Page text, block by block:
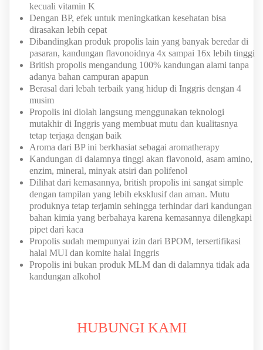
kecuali vitamin K
Dengan BP, efek untuk meningkatkan kesehatan bisa
dirasakan lebih cepat
Dibandingkan produk propolis lain yang banyak beredar di
pasaran, kandungan flavonoidnya 4x sampai 16x lebih tinggi
British propolis mengandung 100% kandungan alami tanpa
adanya bahan campuran apapun
Berasal dari lebah terbaik yang hidup di Inggris dengan 4
musim
Propolis ini diolah langsung menggunakan teknologi
mutakhir di Inggris yang membuat mutu dan kualitasnya
tetap terjaga dengan baik
Aroma dari BP ini berkhasiat sebagai aromatherapy
Kandungan di dalamnya tinggi akan flavonoid, asam amino,
enzim, mineral, minyak atsiri dan polifenol
Dilihat dari kemasannya, british propolis ini sangat simple
dengan tampilan yang lebih eksklusif dan aman. Mutu
produknya tetap terjamin sehingga terhindar dari kandungan
bahan kimia yang berbahaya karena kemasannya dilengkapi
pipet dari kaca
Propolis sudah mempunyai izin dari BPOM, tersertifikasi
halal MUI dan komite halal Inggris
Propolis ini bukan produk MLM dan di dalamnya tidak ada
kandungan alkohol
HUBUNGI KAMI